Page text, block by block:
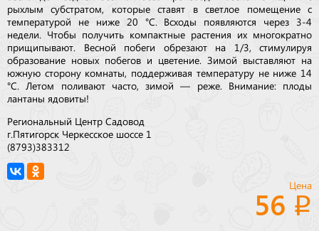
рыхлым субстратом, которые ставят в светлое помещение с
температурой не ниже 20 °C. Всходы появляются через 3-4
недели. Чтобы получить компактные растения их многократно
прищипывают. Весной побеги обрезают на 1/3, стимулируя
образование новых побегов и цветение. Зимой выставляют на
южную сторону комнаты, поддерживая температуру не ниже 14
°C. Летом поливают часто, зимой — реже. Внимание: плоды
лантаны ядовиты!
Региональный Центр Садовод
г.Пятигорск Черкесское шоссе 1
(8793)383312
Цена
56